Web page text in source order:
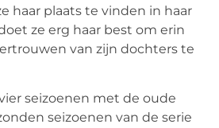
haar plaats te vinden in haar
ze erg haar best om erin
van zijn dochters te
seizoenen met de oude
seizoenen van de serie